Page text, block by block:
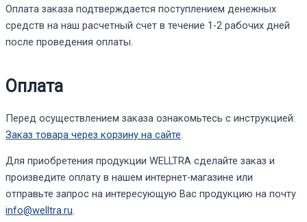
Оплата заказа подтверждается поступлением денежных
средств на наш расчетный счет в течение 1-2 рабочих дней
после проведения оплаты.
Оплата
Перед осуществлением заказа ознакомьтесь с инструкцией:
Заказ товара через корзину на сайте.
Для приобретения продукции WELLTRA сделайте заказ и
произведите оплату в нашем интернет-магазине или
отправьте запрос на интересующую Вас продукцию на почту
info@welltra.ru.